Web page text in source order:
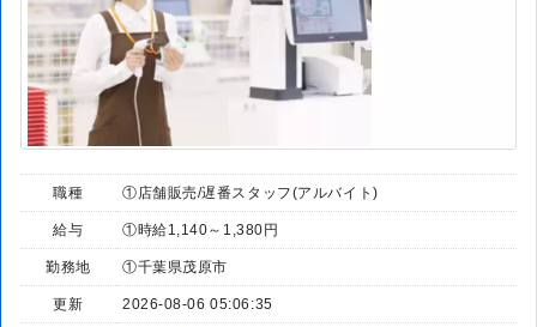
職種 ①店舗販売/遅番スタッフ(アルバイト)
給与 ①時給1,140～1,380円
勤務地 ①千葉県茂原市
更新 2026-08-06 05:06:35